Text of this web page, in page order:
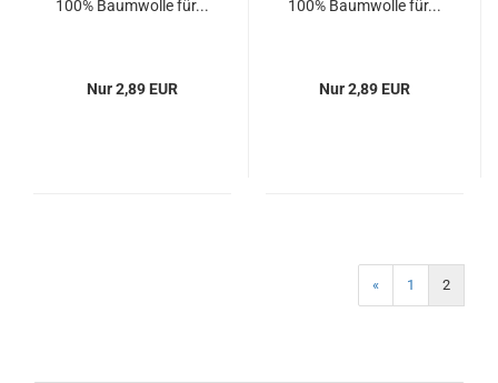
100% Baumwolle für...
Nur 2,89 EUR
100% Baumwolle für...
Nur 2,89 EUR
« 1 2